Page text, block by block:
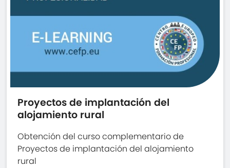
Proyectos de implantación del
alojamiento rural
Obtención del curso complementario de
Proyectos de implantación del alojamiento
rural